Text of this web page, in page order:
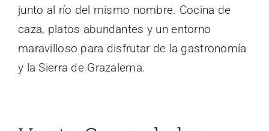
junto al río del mismo nombre. Cocina de
caza, platos abundantes y un entorno
maravilloso para disfrutar de la gastronomía
y la Sierra de Grazalema.